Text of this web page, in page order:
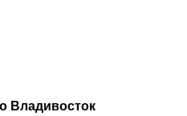
Владивосток